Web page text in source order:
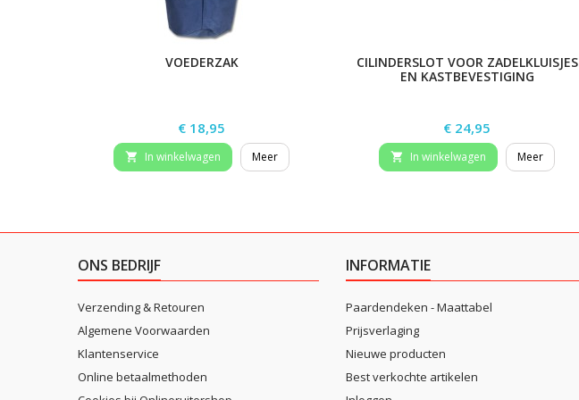
VOEDERZAK
Prijs
€ 18,95
 In winkelwagen Meer
CILINDERSLOT VOOR ZADELKLUISJES
EN KASTBEVESTIGING
Prijs
€ 24,95
 In winkelwagen Meer
ONS BEDRIJF
Verzending & Retouren
Algemene Voorwaarden
Klantenservice
Online betaalmethoden
INFORMATIE
Paardendeken - Maattabel
Prijsverlaging
Nieuwe producten
Best verkochte artikelen